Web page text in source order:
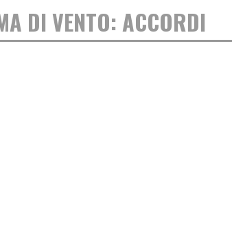
DI VENTO: ACCORDI